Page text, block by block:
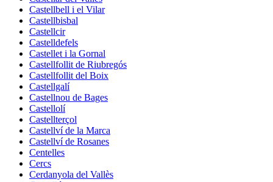
Castellbell i el Vilar
Castellbisbal
Castellcir
Castelldefels
Castellet i la Gornal
Castellfollit de Riubregós
Castellfollit del Boix
Castellgalí
Castellnou de Bages
Castellolí
Castellterçol
Castellví de la Marca
Castellví de Rosanes
Centelles
Cercs
Cerdanyola del Vallès